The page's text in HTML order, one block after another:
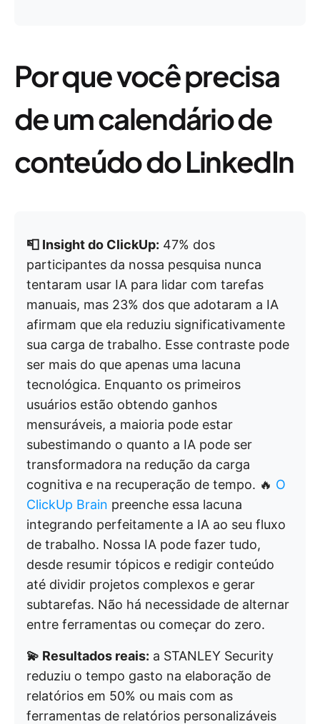
Por que você precisa
de um calendário de
conteúdo do LinkedIn
📮 Insight do ClickUp: 47% dos
participantes da nossa pesquisa nunca
tentaram usar IA para lidar com tarefas
manuais, mas 23% dos que adotaram a IA
afirmam que ela reduziu significativamente
sua carga de trabalho. Esse contraste pode
ser mais do que apenas uma lacuna
tecnológica. Enquanto os primeiros
usuários estão obtendo ganhos
mensuráveis, a maioria pode estar
subestimando o quanto a IA pode ser
transformadora na redução da carga
cognitiva e na recuperação de tempo. 🔥 O
ClickUp Brain preenche essa lacuna
integrando perfeitamente a IA ao seu fluxo
de trabalho. Nossa IA pode fazer tudo,
desde resumir tópicos e redigir conteúdo
até dividir projetos complexos e gerar
subtarefas. Não há necessidade de alternar
entre ferramentas ou começar do zero.
💫 Resultados reais: a STANLEY Security
reduziu o tempo gasto na elaboração de
relatórios em 50% ou mais com as
ferramentas de relatórios personalizáveis